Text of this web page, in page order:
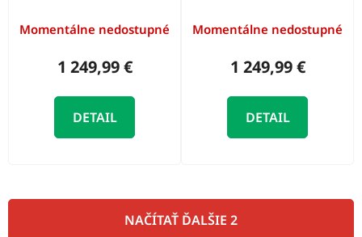
Momentálne nedostupné
1 249,99 €
DETAIL
Momentálne nedostupné
1 249,99 €
DETAIL
NAČÍTAŤ ĎALŠIE 2